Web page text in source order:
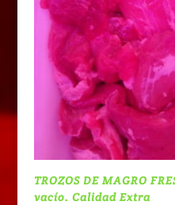
TROZOS DE MAGRO
vacío. Calidad Extra